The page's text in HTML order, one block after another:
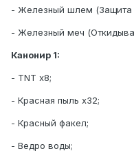
- Железный шлем (Защита
- Железный меч
Канонир 1:
- TNT х8;
- Красная пыль х32;
- Красный факел;
- Ведро воды;